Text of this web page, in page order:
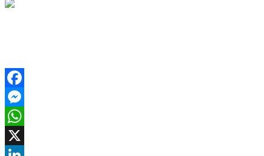
Facebook
Messenger
WhatsApp